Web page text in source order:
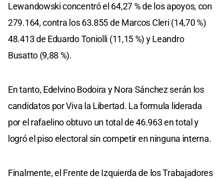
Lewandowski concentró el 64,27 % de los apoyos, con
279.164, contra los 63.855 de Marcos Cleri (14,70 %)
48.413 de Eduardo Toniolli (11,15 %) y Leandro
Busatto (9,88 %).
En tanto, Edelvino Bodoira y Nora Sánchez serán los
candidatos por Viva la Libertad. La formula liderada
por el rafaelino obtuvo un total de 46.963 en total y
logró el piso electoral sin competir en ninguna interna.
Finalmente, el Frente de Izquierda de los Trabajadores